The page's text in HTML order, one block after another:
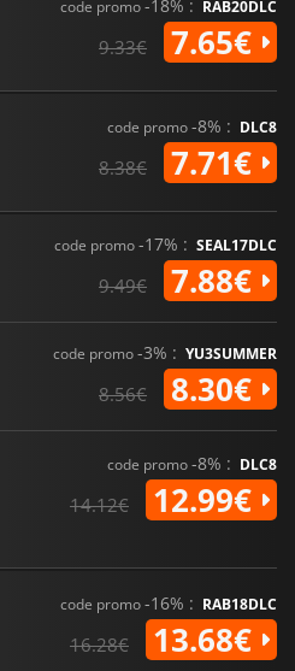
code promo-18% : RAB20DLC
9.33€ 7.65€
code promo-8% : DLC8
8.38€ 7.71€
code promo-17% : SEAL17DLC
9.49€ 7.88€
code promo-3% : YU3SUMMER
8.56€ 8.30€
code promo-8% : DLC8
14.12€ 12.99€
code promo-16% : RAB18DLC
16.28€ 13.68€